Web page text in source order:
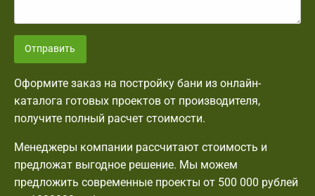
Отправить
Оформите заказ на постройку бани из онлайн-
каталога готовых проектов от производителя,
получите полный расчет стоимости.
Менеджеры компании рассчитают стоимость и
предложат выгодное решение. Мы можем
предложить современные проекты от 500 000 рублей